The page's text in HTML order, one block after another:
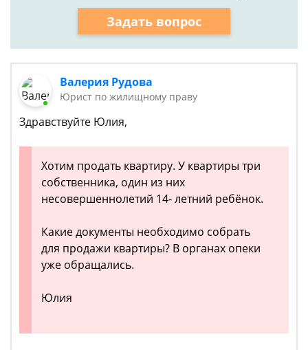
Задать вопрос
Валерия Рудова
Юрист по жилищному праву
Здравствуйте Юлия,
Хотим продать квартиру. У квартиры три
собственника, один из них
несовершеннолетий 14- летний ребёнок.
Какие документы необходимо собрать
для продажи квартиры? В органах опеки
уже обращались.
Юлия